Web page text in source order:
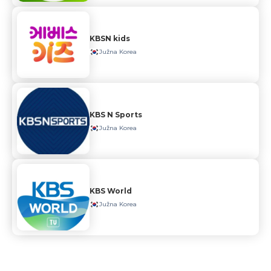
KBSN kids
Južna Korea
KBS N Sports
Južna Korea
KBS World
Južna Korea